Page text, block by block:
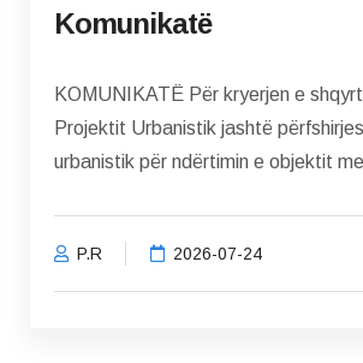
Komunikatë
KOMUNIKATË Për kryerjen e
Projektit Urbanistik jashtë
urbanistik për ndërtimin e objektit
P.R 2026-07-24